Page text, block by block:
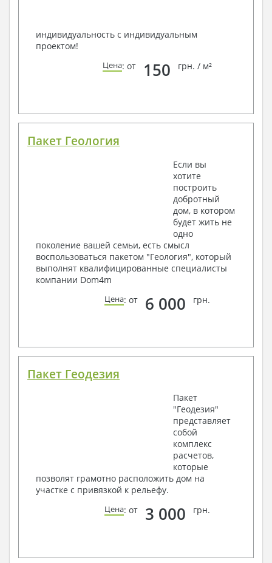
индивидуальность с индивидуальным
проектом!
Цена: от 150 грн. / м²
Пакет Геология
Если вы
хотите
построить
добротный
дом, в котором
будет жить не
одно
поколение вашей семьи, есть смысл
воспользоваться пакетом "Геология", который
выполнят квалифицированные специалисты
компании Dom4m
Цена: от 6 000 грн.
Пакет Геодезия
Пакет
"Геодезия"
представляет
собой
комплекс
расчетов,
которые
позволят грамотно расположить дом на
участке с привязкой к рельефу.
Цена: от 3 000 грн.